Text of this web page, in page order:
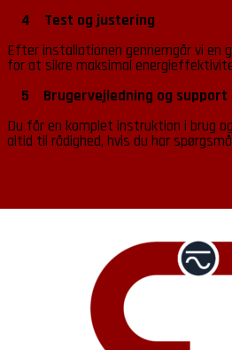
4 Test og justering
Efter installationen gennemgår vi en
for at sikre maksimal
5 Brugervejledning og support
Du får en komplet instruktion i brug
altid til rådighed, hvis du har